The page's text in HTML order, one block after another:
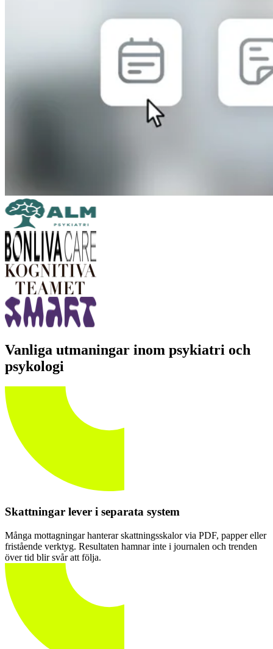
Vanliga utmaningar inom psykiatri och
psykologi
Skattningar lever i separata system
Många mottagningar hanterar skattningsskalor via PDF, papper eller
fristående verktyg. Resultaten hamnar inte i journalen och trenden
över tid blir svår att följa.